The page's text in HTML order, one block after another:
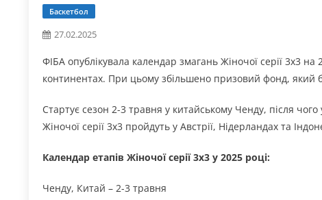
Баскетбол
27.02.2025
ФІБА опублікувала календар змагань Жіночої серії 3х3
континентах. При цьому збільшено призовий фонд, який
Стартує сезон 2-3 травня у китайському Ченду, після
Жіночої серії 3х3 пройдуть у Австрії, Нідерландах та
Календар етапів Жіночої серії 3х3 у 2025 році:
Ченду, Китай – 2-3 травня